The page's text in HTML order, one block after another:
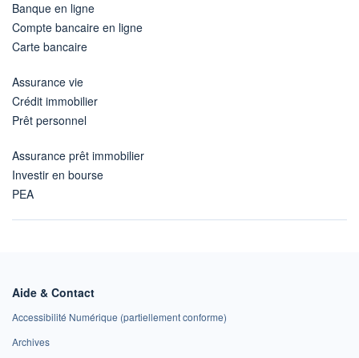
Banque en ligne
Compte bancaire en ligne
Carte bancaire
Assurance vie
Crédit immobilier
Prêt personnel
Assurance prêt immobilier
Investir en bourse
PEA
Aide & Contact
Accessibilité Numérique (partiellement conforme)
Archives